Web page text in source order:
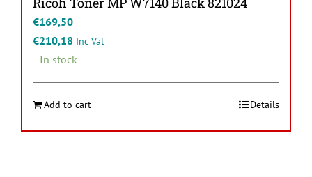
€169,50
€210,18 Inc Vat
In stock
Add to cart Details